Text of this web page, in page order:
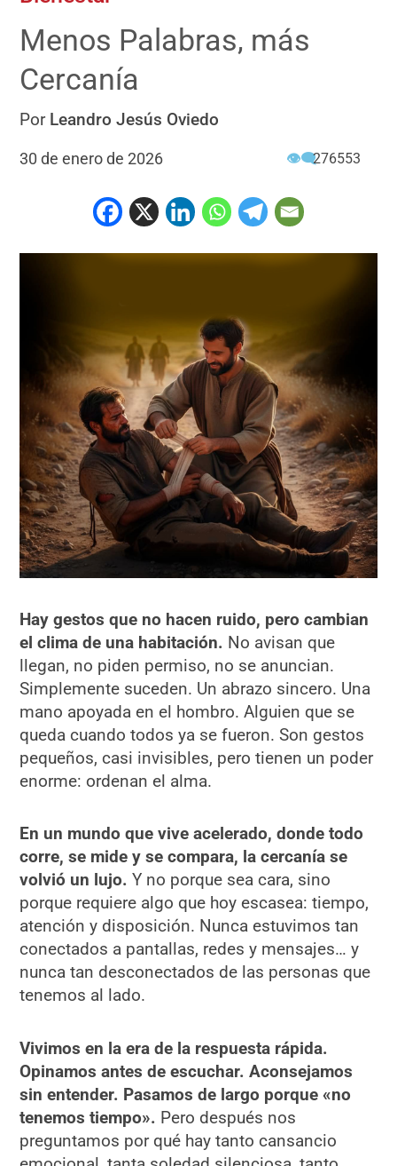
Menos Palabras, más
Cercanía
Por Leandro Jesús Oviedo
30 de enero de 2026 👁‍🗨276553
Hay gestos que no hacen ruido, pero cambian
el clima de una habitación. No avisan que
llegan, no piden permiso, no se anuncian.
Simplemente suceden. Un abrazo sincero. Una
mano apoyada en el hombro. Alguien que se
queda cuando todos ya se fueron. Son gestos
pequeños, casi invisibles, pero tienen un poder
enorme: ordenan el alma.
En un mundo que vive acelerado, donde todo
corre, se mide y se compara, la cercanía se
volvió un lujo. Y no porque sea cara, sino
porque requiere algo que hoy escasea: tiempo,
atención y disposición. Nunca estuvimos tan
conectados a pantallas, redes y mensajes… y
nunca tan desconectados de las personas que
tenemos al lado.
Vivimos en la era de la respuesta rápida.
Opinamos antes de escuchar. Aconsejamos
sin entender. Pasamos de largo porque «no
tenemos tiempo». Pero después nos
preguntamos por qué hay tanto cansancio